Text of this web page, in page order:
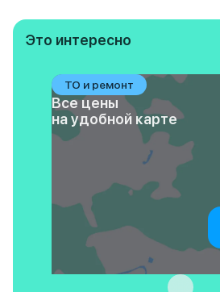
Это интересно
ТО и ремонт
Все цены
на удобной карте